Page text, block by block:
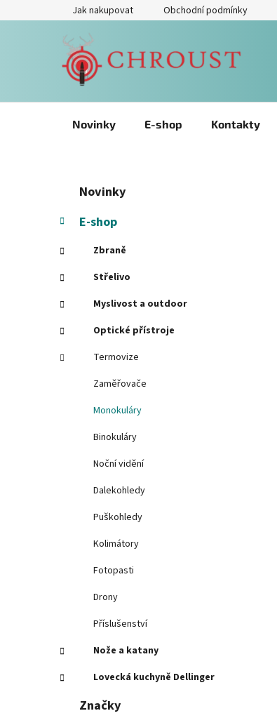
na
Jak nakupovat Obchodní podmínky
Novinky E-shop Kontakty
s
r
a
n
í
p
a
kategorie
t
e
g
r
e
Novinky
E-shop
Zbraně
Střelivo
Myslivost a outdoor
Optické přístroje
Termovize
Zaměřovače
Monokuláry
Binokuláry
Noční vidění
Dalekohledy
Puškohledy
Kolimátory
Fotopasti
Drony
Příslušenství
Nože a katany
Lovecká kuchyně Dellinger
Značky